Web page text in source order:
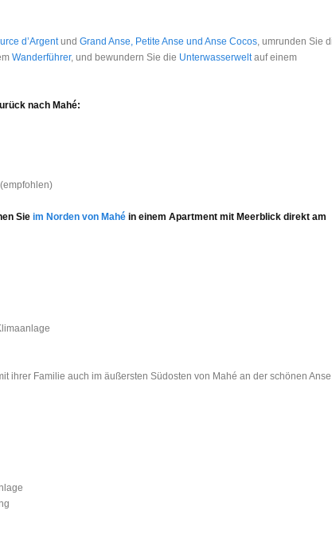
d’Argentund Grand Anse, Petite Anse und Anse Cocos, umrunden Sie
Wanderführer, und bewundern Sie die Unterwasserweltauf einem
nach Mahé:
Sie im Norden von Mahé in einem Apartment mit Meerblick direkt am
ihrer Familie auch im äußersten Südosten von Mahé an der schönen Anse